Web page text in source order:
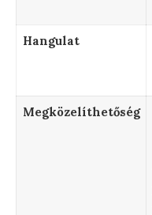
Hangulat
Megközelíthetőség